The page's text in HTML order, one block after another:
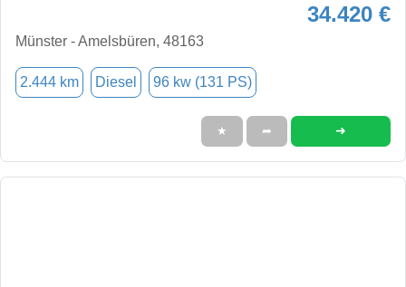
34.420 €
Münster - Amelsbüren, 48163
2.444 km Diesel 96 kw (131 PS)
★ ➦ ➜